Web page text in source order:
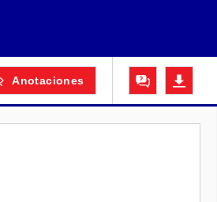
Anotaciones